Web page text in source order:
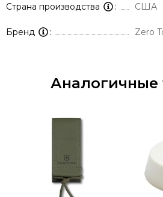
Страна производства США
Бренд Zero
Аналогичные